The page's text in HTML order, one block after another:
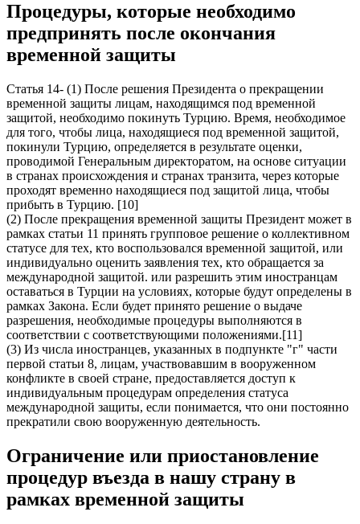
Процедуры, которые необходимо
предпринять после окончания
временной защиты
Статья 14- (1) После решения Президента о прекращении
временной защиты лицам, находящимся под временной
защитой, необходимо покинуть Турцию. Время, необходимое
для того, чтобы лица, находящиеся под временной защитой,
покинули Турцию, определяется в результате оценки,
проводимой Генеральным директоратом, на основе ситуации
в странах происхождения и странах транзита, через которые
проходят временно находящиеся под защитой лица, чтобы
прибыть в Турцию. [10]
(2) После прекращения временной защиты Президент может в
рамках статьи 11 принять групповое решение о коллективном
статусе для тех, кто воспользовался временной защитой, или
индивидуально оценить заявления тех, кто обращается за
международной защитой. или разрешить этим иностранцам
оставаться в Турции на условиях, которые будут определены в
рамках Закона. Если будет принято решение о выдаче
разрешения, необходимые процедуры выполняются в
соответствии с соответствующими положениями.[11]
(3) Из числа иностранцев, указанных в подпункте "г" части
первой статьи 8, лицам, участвовавшим в вооруженном
конфликте в своей стране, предоставляется доступ к
индивидуальным процедурам определения статуса
международной защиты, если понимается, что они постоянно
прекратили свою вооруженную деятельность.
Ограничение или приостановление
процедур въезда в нашу страну в
рамках временной защиты